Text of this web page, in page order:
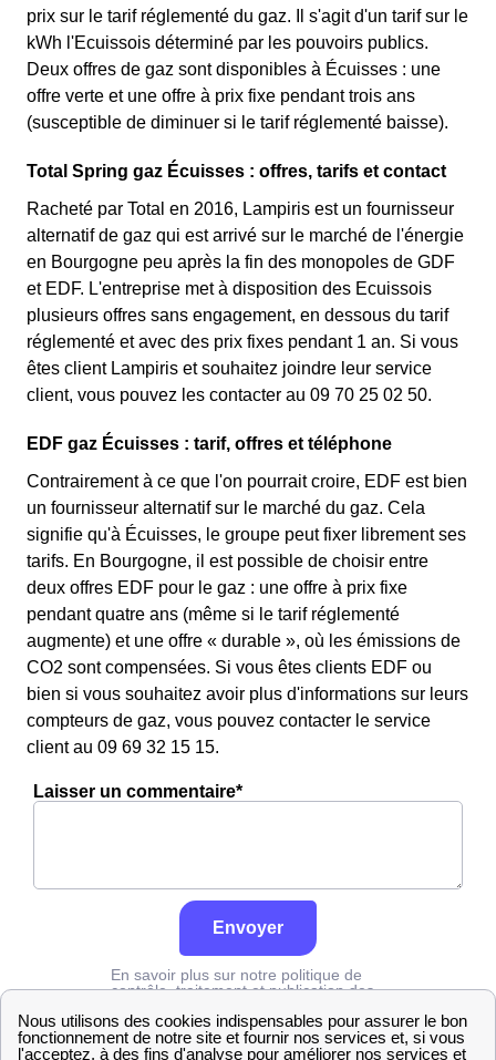
prix sur le tarif réglementé du gaz. Il s'agit d'un tarif sur le
kWh l'Ecuissois déterminé par les pouvoirs publics.
Deux offres de gaz sont disponibles à Écuisses : une
offre verte et une offre à prix fixe pendant trois ans
(susceptible de diminuer si le tarif réglementé baisse).
Total Spring gaz Écuisses : offres, tarifs et contact
Racheté par Total en 2016, Lampiris est un fournisseur
alternatif de gaz qui est arrivé sur le marché de l'énergie
en Bourgogne peu après la fin des monopoles de GDF
et EDF. L'entreprise met à disposition des Ecuissois
plusieurs offres sans engagement, en dessous du tarif
réglementé et avec des prix fixes pendant 1 an. Si vous
êtes client Lampiris et souhaitez joindre leur service
client, vous pouvez les contacter au 09 70 25 02 50.
EDF gaz Écuisses : tarif, offres et téléphone
Contrairement à ce que l'on pourrait croire, EDF est bien
un fournisseur alternatif sur le marché du gaz. Cela
signifie qu'à Écuisses, le groupe peut fixer librement ses
tarifs. En Bourgogne, il est possible de choisir entre
deux offres EDF pour le gaz : une offre à prix fixe
pendant quatre ans (même si le tarif réglementé
augmente) et une offre « durable », où les émissions de
CO2 sont compensées. Si vous êtes clients EDF ou
bien si vous souhaitez avoir plus d'informations sur leurs
compteurs de gaz, vous pouvez contacter le service
client au 09 69 32 15 15.
Laisser un commentaire*
Envoyer
En savoir plus sur notre politique de
contrôle, traitement et publication des